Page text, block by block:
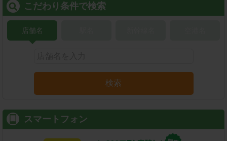
こだわり条件で検索
店舗名
検索
スマートフォン